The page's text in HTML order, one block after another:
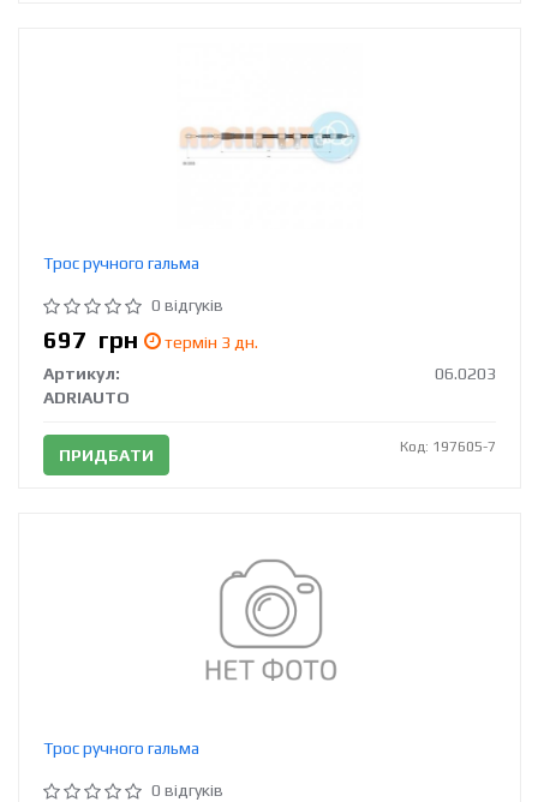
Трос ручного гальма
0 відгуків
697 грн
термін 3 дн.
Артикул:
06.0203
ADRIAUTO
ПРИДБАТИ Код: 197605-7
Трос ручного гальма
0 відгуків